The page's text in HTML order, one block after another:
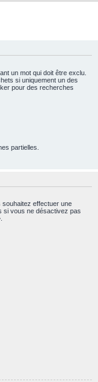
un mot qui doit être exclu.
si uniquement un des
pour des recherches
partielles.
effectuer une
si vous ne désactivez pas